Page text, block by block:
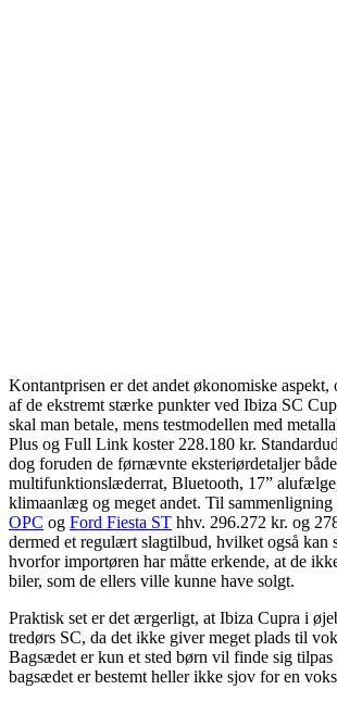
Kontantprisen er det andet økonomiske aspekt,
af de ekstremt stærke punkter ved Ibiza SC
skal man betale, mens testmodellen med
Plus og Full Link koster 228.180 kr.
dog foruden de førnævnte eksteriørdetaljer både
multifunktionslæderrat, Bluetooth, 17”
klimaanlæg og meget andet. Til sammenligning
OPC og Ford Fiesta ST hhv. 296.272 kr. og
dermed et regulært slagtilbud, hvilket også kan
hvorfor importøren har måtte erkende, at de
biler, som de ellers ville kunne have solgt.
Praktisk set er det ærgerligt, at Ibiza Cupra i
tredørs SC, da det ikke giver meget plads til
Bagsædet er kun et sted børn vil finde sig
bagsædet er bestemt heller ikke sjov for en